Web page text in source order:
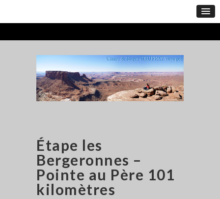
Étape les
Bergeronnes –
Pointe au Père 101
kilomètres